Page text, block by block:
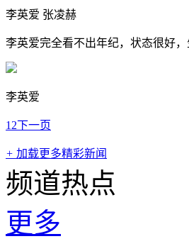
李英爱 张凌赫
李英爱完全看不出年纪，状态很好
李英爱
1 2下一页
+ 加载更多精彩新闻
频道热点
更多